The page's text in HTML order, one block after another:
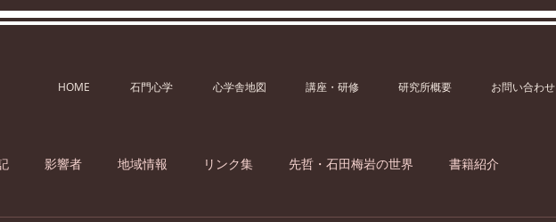
HOME 石門心学 心学舎地図 講座・研修 研究所概要 お問い合わせ
影響者 地域情報 リンク集 先哲・石田梅岩の世界 書籍紹介